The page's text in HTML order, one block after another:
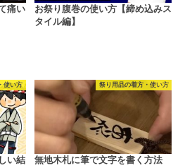
痛い
お祭り腹巻の使い方【締め込みス
タイル編】
使い方
い結
祭り用品の着方・使い方
無地木札に筆で文字を書く方法